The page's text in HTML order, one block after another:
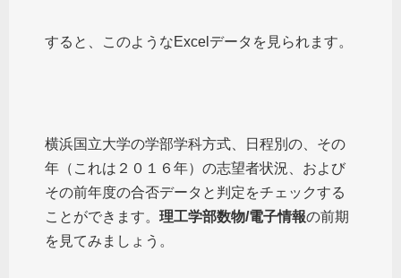
すると、このようなExcelデータを見られます。
横浜国立大学の学部学科方式、日程別の、その
年（これは２０１６年）の志望者状況、および
その前年度の合否データと判定をチェックする
ことができます。 理工学部数物/電子情報の前期
を見てみましょう。